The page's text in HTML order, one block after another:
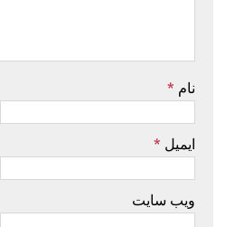
نام *
ایمیل *
ویب سایت